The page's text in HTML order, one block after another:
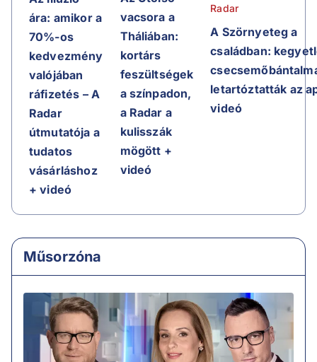
ára: amikor a
70%-os
kedvezmény
valójában
ráfizetés – A
Radar
útmutatója a
tudatos
vásárláshoz
+ videó
vacsora a
Tháliában:
kortárs
feszültségek
a színpadon,
a Radar a
kulisszák
mögött +
videó
Radar
A Szörnyeteg a
családban:
letartóztatták az
videó
Műsorzóna